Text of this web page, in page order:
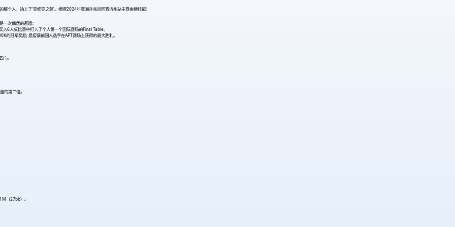
个人，站上了'亚细亚之颠'。摘得2024年亚洲扑克巡回赛济州站主赛金狮桂冠！
次偶然的邂逅：
6人桌比赛中打入了个人第一个国际赛场的Final Table。
冠军奖励; 是疫情前国人选手在APT赛场上获得的最大胜利。
。
的第二位。
（27bb）。